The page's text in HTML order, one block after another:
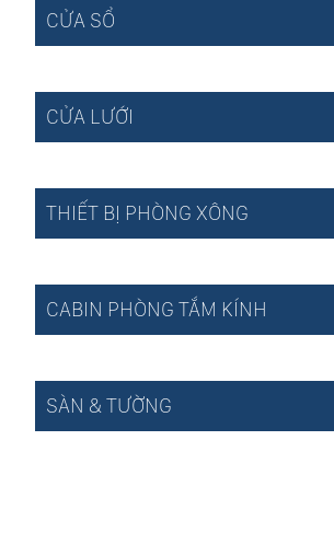
CỬA SỔ
CỬA LƯỚI
THIẾT BỊ PHÒNG XÔNG
CABIN PHÒNG TẮM KÍNH
SÀN & TƯỜNG